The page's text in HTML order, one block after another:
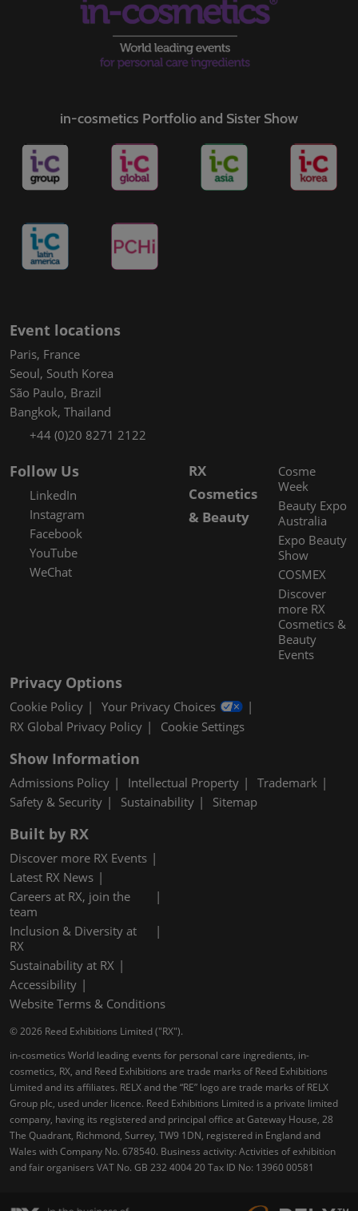
in-cosmetics Portfolio and Sister Show
Event locations
Paris, France
Seoul, South Korea
São Paulo, Brazil
Bangkok, Thailand
+44 (0)20 8271 2122
Follow Us
LinkedIn
Instagram
Facebook
YouTube
WeChat
RX
Cosmetics
& Beauty
Cosme
Week
Beauty Expo
Australia
Expo Beauty
Show
COSMEX
Discover
more RX
Cosmetics &
Beauty
Events
Privacy Options
Cookie Policy
Your Privacy Choices
RX Global Privacy Policy
Cookie Settings
Show Information
Admissions Policy Intellectual Property
Trademark
Safety & Security
Sustainability Sitemap
Built by RX
Discover more RX Events
Latest RX News
Careers at RX, join the
team
Inclusion & Diversity at
RX
Sustainability at RX
Accessibility
Website Terms & Conditions
© 2026 Reed Exhibitions Limited ("RX").
in-cosmetics World leading events for personal care ingredients, in-
cosmetics, RX, and Reed Exhibitions are trade marks of Reed Exhibitions
Limited and its affiliates. RELX and the “RE” logo are trade marks of RELX
Group plc, used under licence. Reed Exhibitions Limited is a private limited
company, having its registered and principal office at Gateway House, 28
The Quadrant, Richmond, Surrey, TW9 1DN, registered in England and
Wales with Company No. 678540. Business activity: Activities of exhibition
and fair organisers VAT No. GB 232 4004 20 Tax ID No: 13960 00581